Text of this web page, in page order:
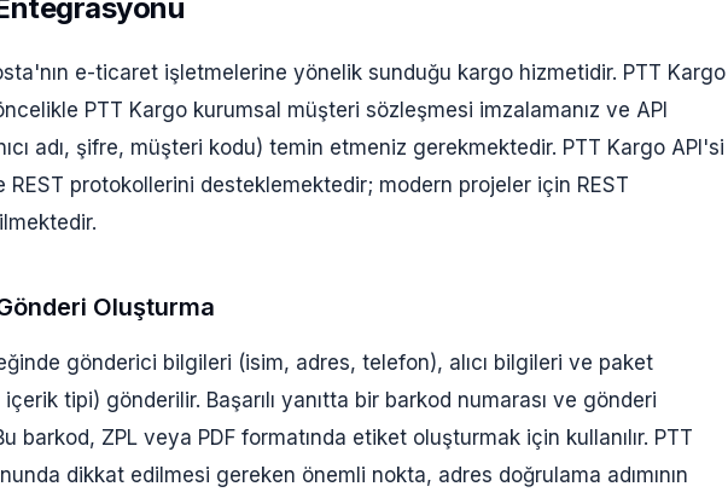
e-ticaret işletmelerine yönelik sunduğu kargo hizmetidir. PTT Kargo
PTT Kargo kurumsal müşteri sözleşmesi imzalamanız ve API
adı, şifre, müşteri kodu) temin etmeniz gerekmektedir. PTT Kargo API'si
REST protokollerini desteklemektedir; modern projeler için REST
Oluşturma
gönderici bilgileri (isim, adres, telefon), alıcı bilgileri ve paket
içerik tipi) gönderilir. Başarılı yanıtta bir barkod numarası ve gönderi
barkod, ZPL veya PDF formatında etiket oluşturmak için kullanılır. PTT
dikkat edilmesi gereken önemli nokta, adres doğrulama adımının